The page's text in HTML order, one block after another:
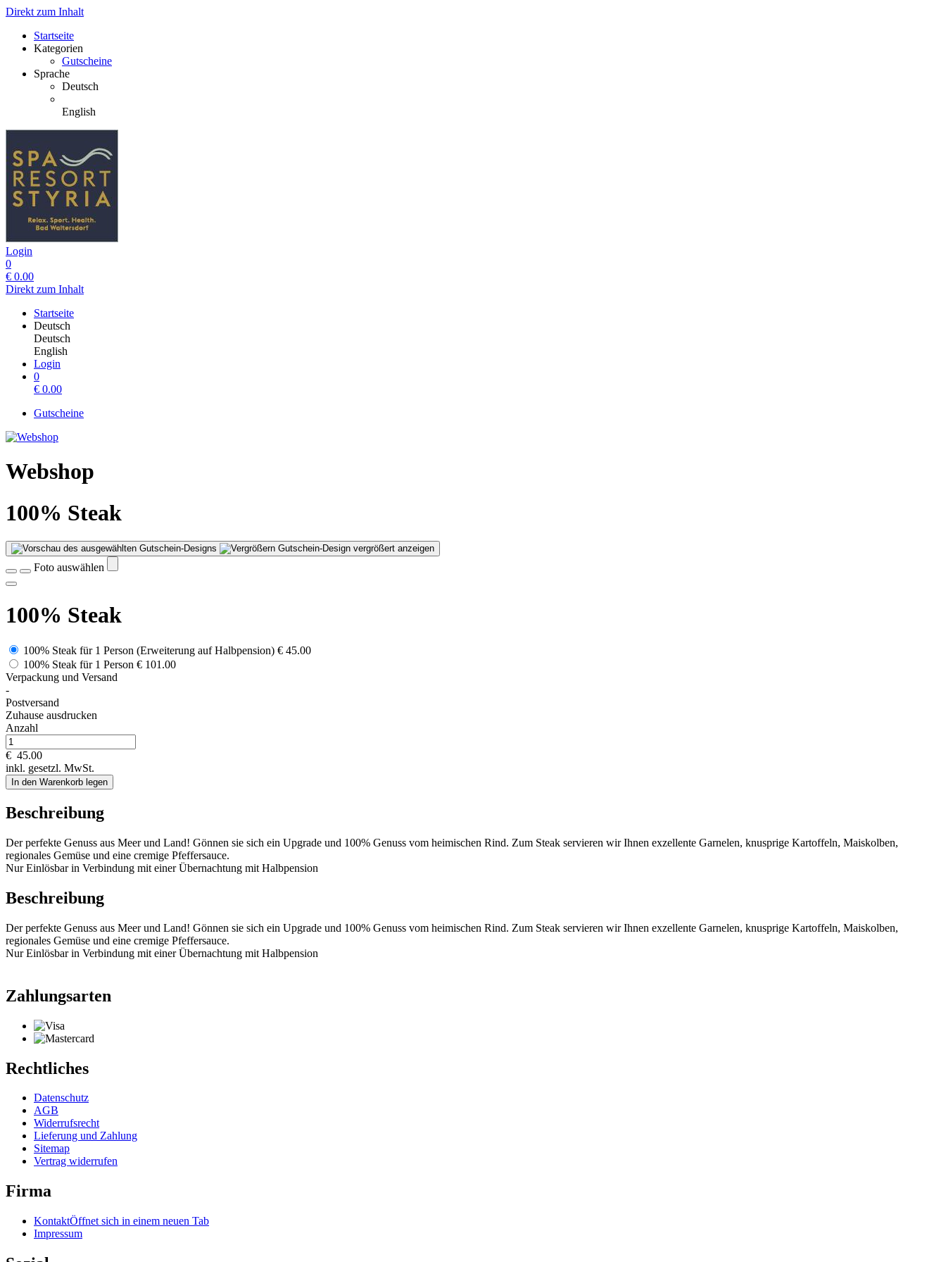
Direkt zum Inhalt
Startseite
Kategorien
Gutscheine
Sprache
Deutsch
English
Login
0
€ 0.00
Direkt zum Inhalt
Startseite
Deutsch
Deutsch
English
Login
0
€ 0.00
Gutscheine
Webshop
100% Steak
Gutschein-Design vergrößert anzeigen
Foto auswählen
100% Steak
100% Steak für 1 Person (Erweiterung auf Halbpension) € 45.00
100% Steak für 1 Person € 101.00
Verpackung und Versand
-
Postversand
Zuhause ausdrucken
Anzahl
€ 45.00
inkl. gesetzl. MwSt.
In den Warenkorb legen
Beschreibung
Der perfekte Genuss aus Meer und Land! Gönnen sie sich ein Upgrade und 100% Genuss vom heimischen Rind. Zum Steak servieren wir Ihnen exzellente Garnelen, knusprige Kartoffeln, Maiskolben,
regionales Gemüse und eine cremige Pfeffersauce.
Nur Einlösbar in Verbindung mit einer Übernachtung mit Halbpension
Beschreibung
Der perfekte Genuss aus Meer und Land! Gönnen sie sich ein Upgrade und 100% Genuss vom heimischen Rind. Zum Steak servieren wir Ihnen exzellente Garnelen, knusprige Kartoffeln, Maiskolben,
regionales Gemüse und eine cremige Pfeffersauce.
Nur Einlösbar in Verbindung mit einer Übernachtung mit Halbpension
Zahlungsarten
Rechtliches
Datenschutz
AGB
Widerrufsrecht
Lieferung und Zahlung
Sitemap
Vertrag widerrufen
Firma
KontaktÖffnet sich in einem neuen Tab
Impressum